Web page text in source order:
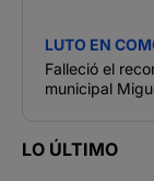
LUTO EN
Falleció el
municipal
LO ÚLTIMO